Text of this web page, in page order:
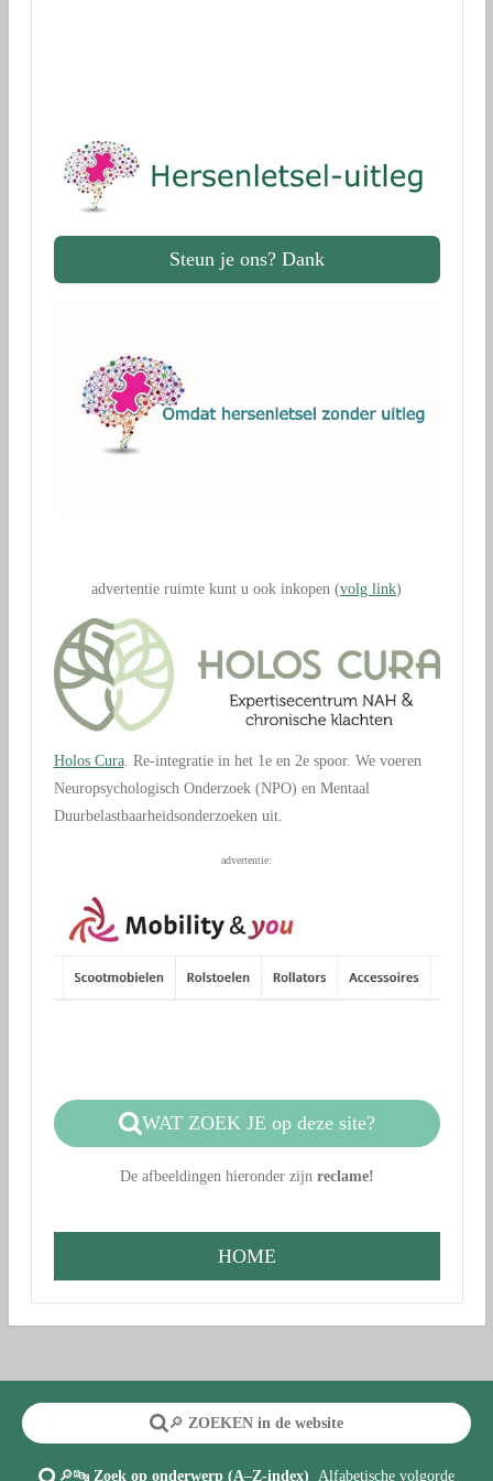
Steun je ons? Dank
advertentie ruimte kunt u ook inkopen (volg link)
Holos Cura. Re-integratie in het 1e en 2e spoor. We voeren
Neuropsychologisch Onderzoek (NPO) en Mentaal
Duurbelastbaarheidsonderzoeken uit.
advertentie:
WAT ZOEK JE op deze site?
De afbeeldingen hieronder zijn reclame!
HOME
🔎 ZOEKEN in de website
🔎🔤 Zoek op onderwerp (A–Z-index) Alfabetische volgorde